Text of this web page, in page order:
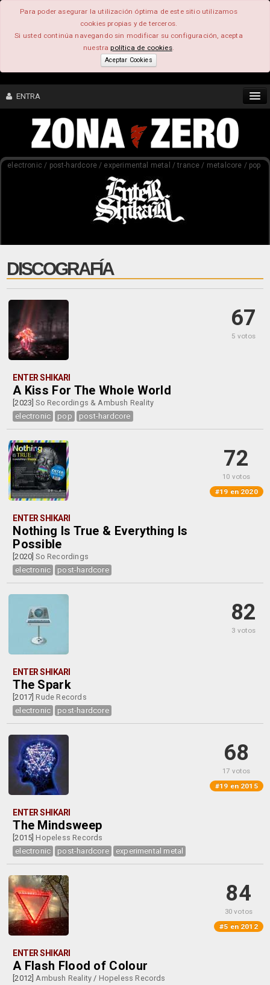
Para poder asegurar la utilización óptima de este sitio utilizamos
cookies propias y de terceros.
Si usted continúa navegando sin modificar su configuración, acepta
nuestrapolítica de cookies.
Aceptar Cookies
ENTRA
CONTENIDO
electronic / post-hardcore / experimental metal / trance / metalcore / pop
DISCOGRAFÍA
67
5 votos
ENTER SHIKARI
A Kiss For The Whole World
[2023]So Recordings & Ambush Reality
electronic
pop post-hardcore
72
10 votos
#19 en 2020
ENTER SHIKARI
Nothing Is True & Everything Is
Possible
[2020]So Recordings
electronic
post-hardcore
82
3 votos
ENTER SHIKARI
The Spark
[2017] Rude Records
electronic
post-hardcore
68
17 votos
#19 en 2015
ENTER SHIKARI
The Mindsweep
[2015] Hopeless Records
electronic
post-hardcore experimental metal
84
30 votos
#5 en 2012
ENTER SHIKARI
A Flash Flood of Colour
[2012]Ambush Reality / Hopeless Records